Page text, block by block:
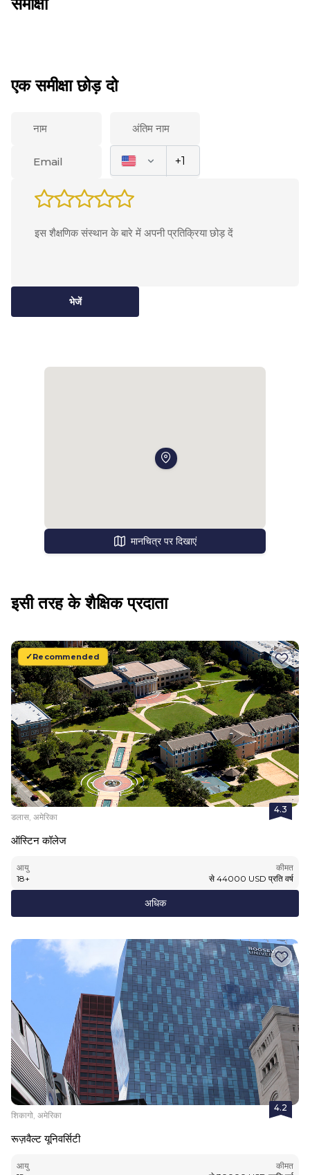
एक समीक्षा छोड़ दो
भेजें
मानचित्र पर दिखाएं
इसी तरह के शैक्षिक प्रदाता
Recommended
4.3
डलास, अमेरिका
ऑस्टिन कॉलेज
आयु
18+
कीमत
से 44000 USD प्रति वर्ष
अधिक
4.2
शिकागो, अमेरिका
रूज़वैल्ट यूनिवर्सिटी
आयु
कीमत